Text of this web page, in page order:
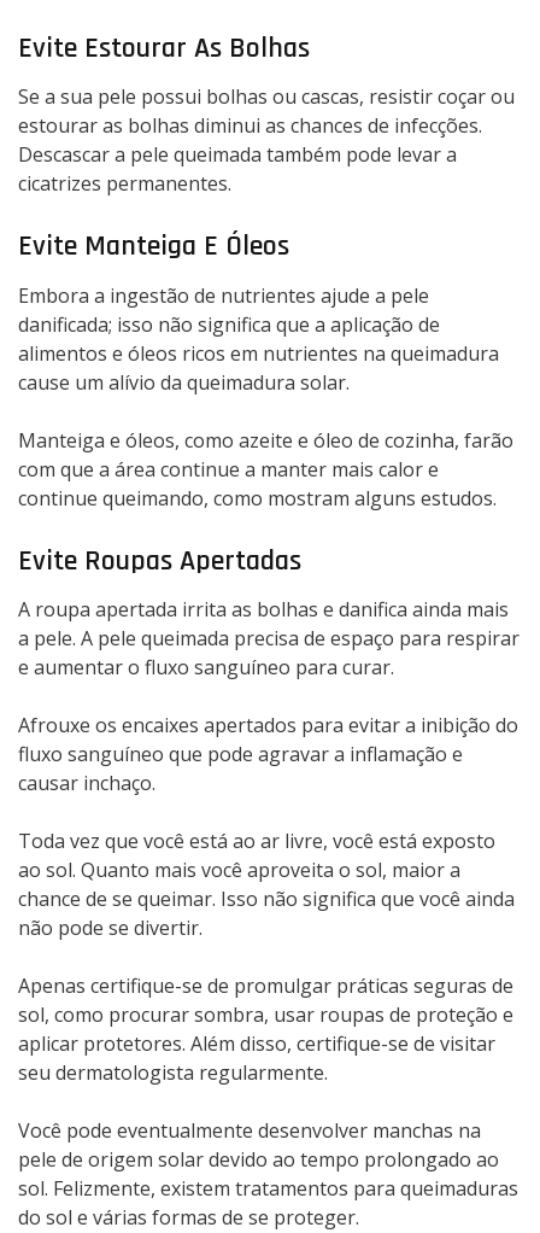
Evite Estourar As Bolhas
Se a sua pele possui bolhas ou cascas, resistir coçar ou
estourar as bolhas diminui as chances de infecções.
Descascar a pele queimada também pode levar a
cicatrizes permanentes.
Evite Manteiga E Óleos
Embora a ingestão de nutrientes ajude a pele
danificada; isso não significa que a aplicação de
alimentos e óleos ricos em nutrientes na queimadura
cause um alívio da queimadura solar.
Manteiga e óleos, como azeite e óleo de cozinha, farão
com que a área continue a manter mais calor e
continue queimando, como mostram alguns estudos.
Evite Roupas Apertadas
A roupa apertada irrita as bolhas e danifica ainda mais
a pele. A pele queimada precisa de espaço para respirar
e aumentar o fluxo sanguíneo para curar.
Afrouxe os encaixes apertados para evitar a inibição do
fluxo sanguíneo que pode agravar a inflamação e
causar inchaço.
Toda vez que você está ao ar livre, você está exposto
ao sol. Quanto mais você aproveita o sol, maior a
chance de se queimar. Isso não significa que você ainda
não pode se divertir.
Apenas certifique-se de promulgar práticas seguras de
sol, como procurar sombra, usar roupas de proteção e
aplicar protetores. Além disso, certifique-se de visitar
seu dermatologista regularmente.
Você pode eventualmente desenvolver manchas na
pele de origem solar devido ao tempo prolongado ao
sol. Felizmente, existem tratamentos para queimaduras
do sol e várias formas de se proteger.